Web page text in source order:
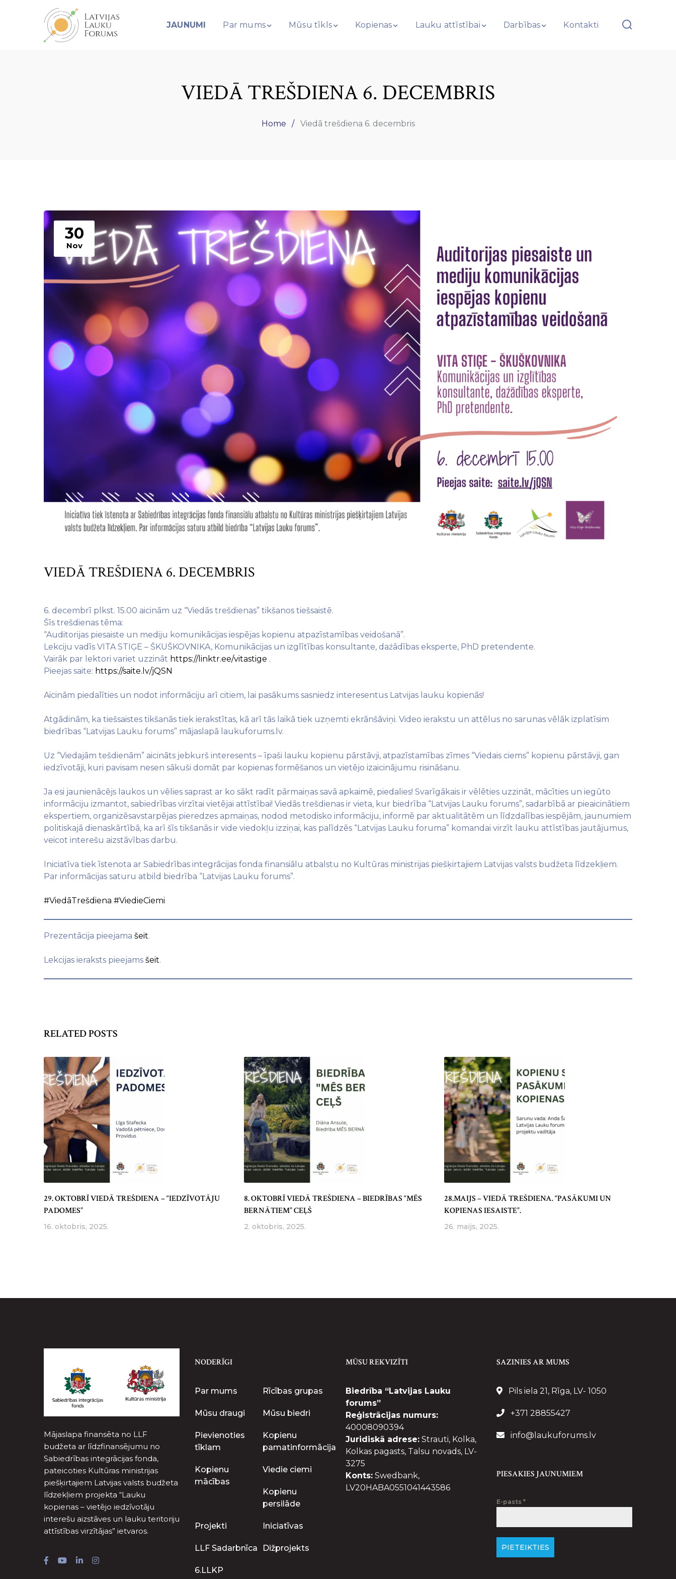
JAUNUMI Par mums Mūsu tīkls Kopienas Lauku attīstībai Darbības Kontakti
VIEDĀ TREŠDIENA 6. DECEMBRIS
Home Viedā trešdiena 6. decembris
30
Nov
VIEDĀ TREŠDIENA 6. DECEMBRIS
6. decembrī plkst. 15.00 aicinām uz “Viedās trešdienas” tikšanos tiešsaistē.
Šīs trešdienas tēma:
“Auditorijas piesaiste un mediju komunikācijas iespējas kopienu atpazīstamības veidošanā”.
Lekciju vadīs VITA STIĢE – ŠKUŠKOVNIKA, Komunikācijas un izglītības konsultante, daźādības eksperte, PhD pretendente.
Vairāk par lektori variet uzzināt https://linktr.ee/vitastige .
Pieejas saite: https://saite.lv/jQSN
Aicinām piedalīties un nodot informāciju arī citiem, lai pasākums sasniedz interesentus Latvijas lauku kopienās!
Atgādinām, ka tiešsaistes tikšanās tiek ierakstītas, kā arī tās laikā tiek uzņemti ekrānšāviņi. Video ierakstu un attēlus no sarunas vēlāk izplatīsim
biedrības “Latvijas Lauku forums” mājaslapā laukuforums.lv.
Uz “Viedajām tešdienām” aicināts jebkurš interesents – īpaši lauku kopienu pārstāvji, atpazīstamības zīmes “Viedais ciems” kopienu pārstāvji, gan
iedzīvotāji, kuri pavisam nesen sākuši domāt par kopienas formēšanos un vietējo izaicinājumu risināšanu.
Ja esi jaunienācējs laukos un vēlies saprast ar ko sākt radīt pārmaiņas savā apkaimē, piedalies! Svarīgākais ir vēlēties uzzināt, mācīties un iegūto
informāciju izmantot, sabiedrības virzītai vietējai attīstībai! Viedās trešdienas ir vieta, kur biedrība “Latvijas Lauku forums”, sadarbībā ar pieaicinātiem
ekspertiem, organizēsavstarpējas pieredzes apmaiņas, nodod metodisko informāciju, informē par aktualitātēm un līdzdalības iespējām, jaunumiem
politiskajā dienaskārtībā, ka arī šīs tikšanās ir vide viedokļu izziņai, kas palīdzēs “Latvijas Lauku foruma” komandai virzīt lauku attīstības jautājumus,
veicot interešu aizstāvības darbu.
Iniciatīva tiek īstenota ar Sabiedrības integrācijas fonda finansiālu atbalstu no Kultūras ministrijas piešķirtajiem Latvijas valsts budžeta līdzekļiem.
Par informācijas saturu atbild biedrība “Latvijas Lauku forums”.
#ViedāTrešdiena #ViedieCiemi
Prezentācija pieejama šeit.
Lekcijas ieraksts pieejams šeit.
RELATED POSTS
29. OKTOBRĪ VIEDĀ TREŠDIENA – “IEDZĪVOTĀJU
PADOMES”
16. oktobris, 2025.
8. OKTOBRĪ VIEDĀ TREŠDIENA – BIEDRĪBAS “MĒS
BERNĀTIEM” CEĻŠ
2. oktobris, 2025.
28.MAIJS – VIEDĀ TREŠDIENA. “PASĀKUMI UN
KOPIENAS IESAISTE”.
26. maijs, 2025.
Mājaslapa finansēta no LLF
budžeta ar līdzfinansējumu no
Sabiedrības integrācijas fonda,
pateicoties Kultūras ministrijas
piešķirtajiem Latvijas valsts budžeta
līdzekļiem projekta “Lauku
kopienas – vietējo iedzīvotāju
interešu aizstāves un lauku teritoriju
attīstības virzītājas” ietvaros.
NODERĪGI
Par mums Rīcības grupas
Mūsu draugi Mūsu biedri
Pievienoties
tīklam
Kopienu
pamatinformācija
Kopienu
mācības
Viedie ciemi
Kopienu
persilāde
Projekti Iniciatīvas
LLF Sadarbnīca Dižprojekts
6.LLKP
MŪSU REKVIZĪTI
Biedrība “Latvijas Lauku
forums”
Reģistrācijas numurs:
40008090394
Juridiskā adrese: Strauti, Kolka,
Kolkas pagasts, Talsu novads, LV-
3275
Konts: Swedbank,
LV20HABA0551041443586
SAZINIES AR MUMS
Pils iela 21, Rīga, LV- 1050
+371 28855427
info@laukuforums.lv
PIESAKIES JAUNUMIEM
E-pasts *
PIETEIKTIES